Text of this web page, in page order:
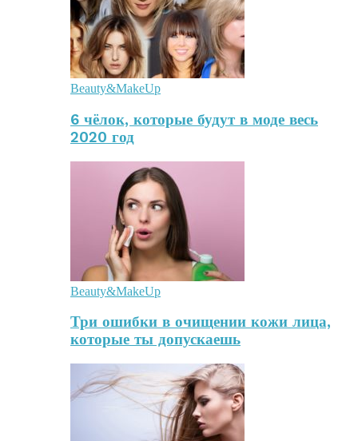
Beauty&MakeUp
6 чёлок, которые будут в моде весь
2020 год
Beauty&MakeUp
Три ошибки в очищении кожи лица,
которые ты допускаешь